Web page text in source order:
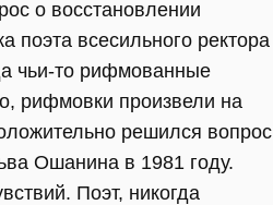
о восстановлении
поэта всесильного ректора
чьи-то рифмованные
рифмовки произвели на
решился вопрос
Ошанина в 1981 году.
Поэт, никогда